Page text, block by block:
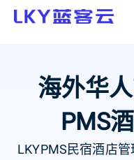
海外华
PMS
LKYPMS民宿酒店